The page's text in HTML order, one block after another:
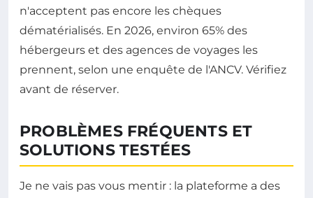
n'acceptent pas encore les chèques
dématérialisés. En 2026, environ 65% des
hébergeurs et des agences de voyages les
prennent, selon une enquête de l'ANCV. Vérifiez
avant de réserver.
PROBLÈMES FRÉQUENTS ET
SOLUTIONS TESTÉES
Je ne vais pas vous mentir : la plateforme a des